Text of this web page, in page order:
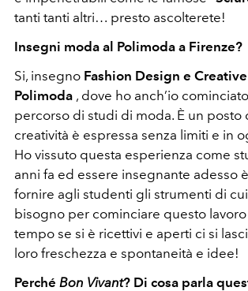
tanti tanti altri… presto ascolterete!
Insegni moda al Polimoda a Firenze?
Si, insegno Fashion Design e
Polimoda , dove ho anch’io
percorso di studi di moda. È un posto
creatività è espressa senza limiti e in
Ho vissuto questa esperienza come
anni fa ed essere insegnante adesso
fornire agli studenti gli strumenti di
bisogno per cominciare questo lavoro
tempo se si è ricettivi e aperti ci si
loro freschezza e spontaneità e idee!
Perché Bon Vivant? Di cosa parla